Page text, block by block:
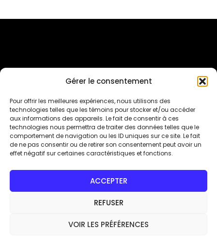
Gérer le consentement
Pour offrir les meilleures expériences, nous utilisons des
technologies telles que les témoins pour stocker et/ou accéder
aux informations des appareils. Le fait de consentir à ces
technologies nous permettra de traiter des données telles que le
comportement de navigation ou les ID uniques sur ce site. Le fait
de ne pas consentir ou de retirer son consentement peut avoir un
effet négatif sur certaines caractéristiques et fonctions.
ACCEPTER
REFUSER
VOIR LES PRÉFÉRENCES
Inscriptions Sur Qidigo
Suivez-nous sur les réseaux sociaux